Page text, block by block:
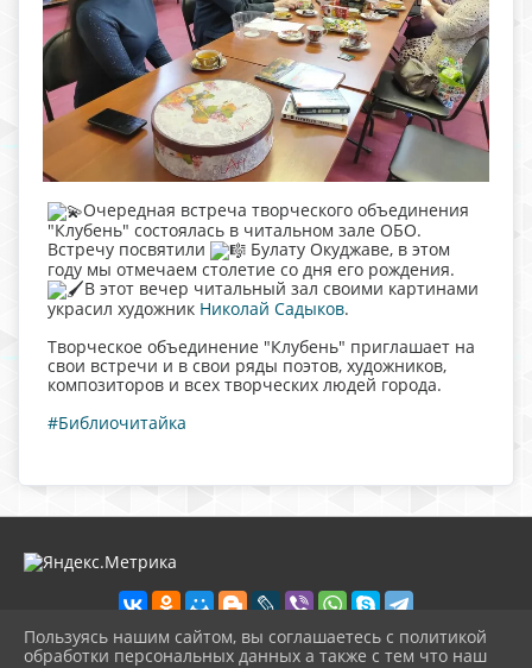
Очередная встреча творческого объединения
"Клубень" состоялась в читальном зале ОБО.
Встречу посвятили
Булату Окуджаве, в этом
году мы отмечаем столетие со дня его рождения.
В этот вечер читальный зал своими картинами
украсил художник Николай Садыков.
Творческое объединение "Клубень" приглашает на
свои встречи и в свои ряды поэтов, художников,
композиторов и всех творческих людей города.
#Библиочитайка
Пользуясь нашим сайтом, вы соглашаетесь с политикой
обработки персональных данных а также с тем что наш